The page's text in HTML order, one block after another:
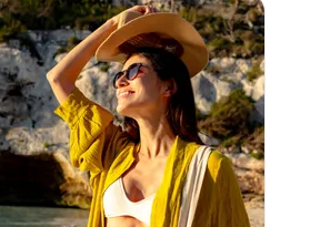
vor Ort buchen?